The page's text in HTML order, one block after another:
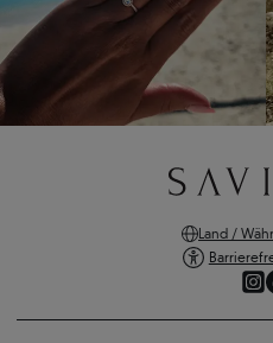
Land /